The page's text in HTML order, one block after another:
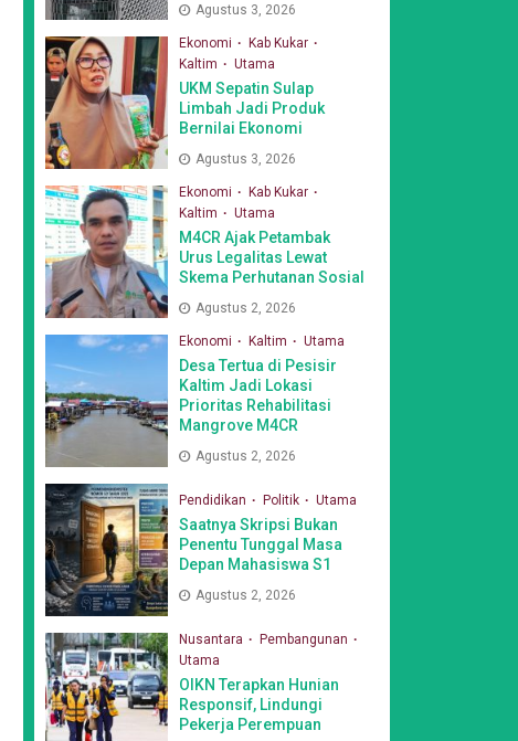
Agustus 3, 2026
Ekonomi
Kab Kukar
Kaltim
Utama
UKM Sepatin Sulap
Limbah Jadi Produk
Bernilai Ekonomi
Agustus 3, 2026
Ekonomi
Kab Kukar
Kaltim
Utama
M4CR Ajak Petambak
Urus Legalitas Lewat
Skema Perhutanan Sosial
Agustus 2, 2026
Ekonomi Kaltim Utama
Desa Tertua di Pesisir
Kaltim Jadi Lokasi
Prioritas Rehabilitasi
Mangrove M4CR
Agustus 2, 2026
Pendidikan Politik Utama
Saatnya Skripsi Bukan
Penentu Tunggal Masa
Depan Mahasiswa S1
Agustus 2, 2026
Nusantara
Pembangunan
Utama
OIKN Terapkan Hunian
Responsif, Lindungi
Pekerja Perempuan